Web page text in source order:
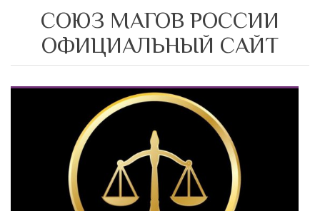
СОЮЗ МАГОВ РОССИИ
ОФИЦИАЛЬНЫЙ САЙТ